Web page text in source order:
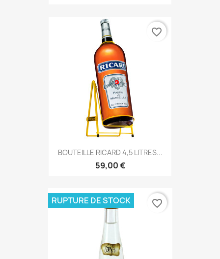
BOUTEILLE RICARD 4,5 LITRES...
59,00 €
favorite_border
RUPTURE DE STOCK favorite_border